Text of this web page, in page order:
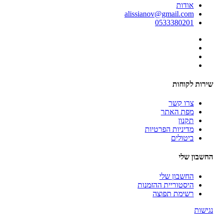
אודות
alissianov@gmail.com
0533380201
שירות לקוחות
צרו קשר
מפת האתר
תקנון
מדיניות הפרטיות
ביטולים
החשבון שלי
החשבון שלי
היסטוריית ההזמנות
רשימת תפוצה
נגישות